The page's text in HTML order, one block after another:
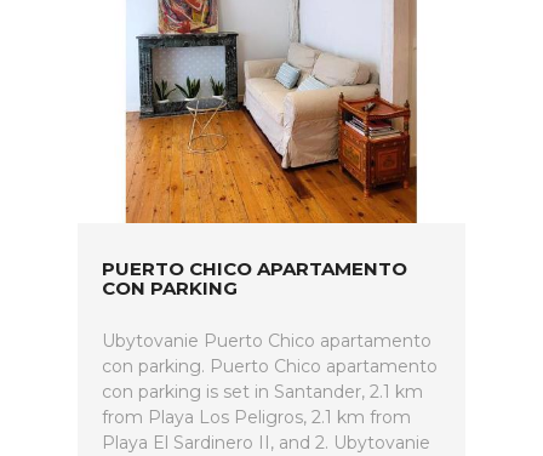
PUERTO CHICO APARTAMENTO
CON PARKING
Ubytovanie Puerto Chico apartamento
con parking. Puerto Chico apartamento
con parking is set in Santander, 2.1 km
from Playa Los Peligros, 2.1 km from
Playa El Sardinero II, and 2. Ubytovanie